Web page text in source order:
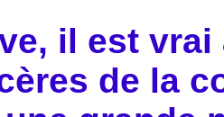
il est
de la